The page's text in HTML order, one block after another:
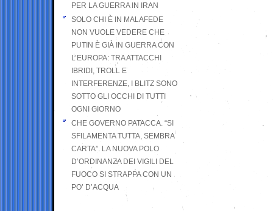
PER LA GUERRA IN IRAN
SOLO CHI È IN MALAFEDE
NON VUOLE VEDERE CHE
PUTIN È GIÀ IN GUERRA CON
L’EUROPA: TRA ATTACCHI
IBRIDI, TROLL E
INTERFERENZE, I BLITZ SONO
SOTTO GLI OCCHI DI TUTTI
OGNI GIORNO
CHE GOVERNO PATACCA. “SI
SFILAMENTA TUTTA, SEMBRA
CARTA”. LA NUOVA POLO
D’ORDINANZA DEI VIGILI DEL
FUOCO SI STRAPPA CON UN
PO’ D’ACQUA